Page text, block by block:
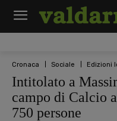
Cronaca Sociale Edizioni
Intitolato a
campo di Calcio
750 persone